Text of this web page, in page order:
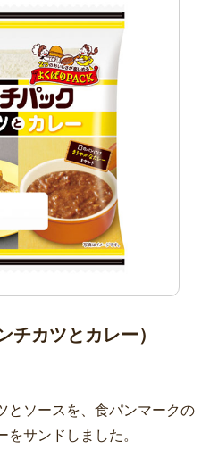
チカツとカレー）
とソースを、食パンマークの
サンドしました。